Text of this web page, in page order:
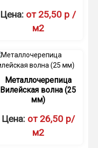
Цена: от 25,50 р /
м2
Металлочерепица
Вилейская волна (25
мм)
Цена: от 26,50 р/
м2